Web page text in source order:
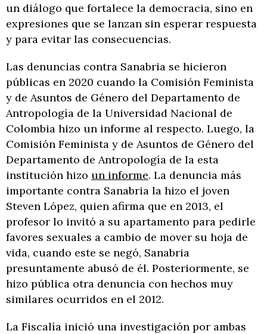
un diálogo que fortalece la democracia, sino en
expresiones que se lanzan sin esperar respuesta
y para evitar las consecuencias.
Las denuncias contra Sanabria se hicieron
públicas en 2020 cuando la Comisión Feminista
y de Asuntos de Género del Departamento de
Antropología de la Universidad Nacional de
Colombia hizo un informe al respecto. Luego, la
Comisión Feminista y de Asuntos de Género del
Departamento de Antropología de la esta
institución hizo un informe. La denuncia más
importante contra Sanabria la hizo el joven
Steven López, quien afirma que en 2013, el
profesor lo invitó a su apartamento para pedirle
favores sexuales a cambio de mover su hoja de
vida, cuando este se negó, Sanabria
presuntamente abusó de él. Posteriormente, se
hizo pública otra denuncia con hechos muy
similares ocurridos en el 2012.
La Fiscalía inició una investigación por ambas